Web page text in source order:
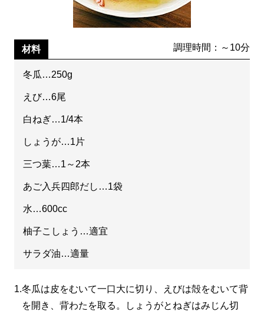
材料 調理時間：～10分
冬瓜…250g
えび…6尾
白ねぎ…1/4本
しょうが…1片
三つ葉…1～2本
あご入兵四郎だし…1袋
水…600cc
柚子こしょう…適宜
サラダ油…適量
1.冬瓜は皮をむいて一口大に切り、えびは殻をむいて背
を開き、背わたを取る。しょうがとねぎはみじん切